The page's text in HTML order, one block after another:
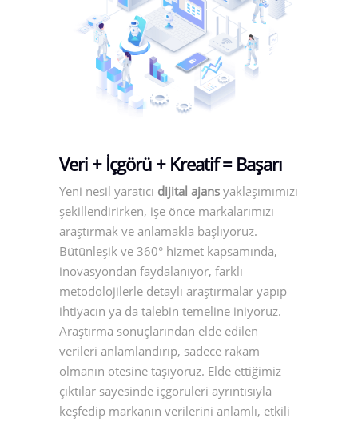
Veri + İçgörü + Kreatif = Başarı
Yeni nesil yaratıcı dijital ajans yaklaşımımızı
şekillendirirken, işe önce markalarımızı
araştırmak ve anlamakla başlıyoruz.
Bütünleşik ve 360° hizmet kapsamında,
inovasyondan faydalanıyor, farklı
metodolojilerle detaylı araştırmalar yapıp
ihtiyacın ya da talebin temeline iniyoruz.
Araştırma sonuçlarından elde edilen
verileri anlamlandırıp, sadece rakam
olmanın ötesine taşıyoruz. Elde ettiğimiz
çıktılar sayesinde içgörüleri ayrıntısıyla
keşfedip markanın verilerini anlamlı, etkili